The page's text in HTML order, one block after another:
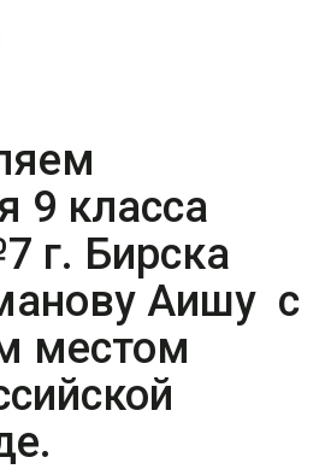
9 класса
г. Бирска
Аишу с
местом